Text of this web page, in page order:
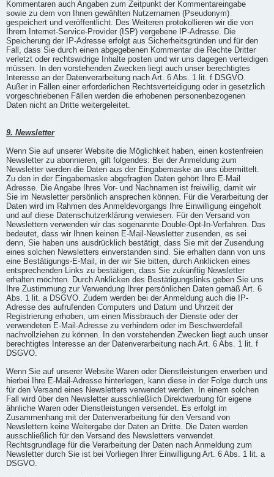
Kommentaren auch Angaben zum Zeitpunkt der Kommentareingabe
sowie zu dem von Ihnen gewählten Nutzernamen (Pseudonym)
gespeichert und veröffentlicht. Des Weiteren protokollieren wir die von
Ihrem Internet-Service-Provider (ISP) vergebene IP-Adresse. Die
Speicherung der IP-Adresse erfolgt aus Sicherheitsgründen und für den
Fall, dass Sie durch einen abgegebenen Kommentar die Rechte Dritter
verletzt oder rechtswidrige Inhalte posten und wir uns dagegen verteidigen
müssen. In den vorstehenden Zwecken liegt auch unser berechtigtes
Interesse an der Datenverarbeitung nach Art. 6 Abs. 1 lit. f DSGVO.
Außer in Fällen einer erforderlichen Rechtsverteidigung oder in gesetzlich
vorgeschriebenen Fällen werden die erhobenen personenbezogenen
Daten nicht an Dritte weitergeleitet.
9. Newsletter
Wenn Sie auf unserer Website die Möglichkeit haben, einen kostenfreien
Newsletter zu abonnieren, gilt folgendes: Bei der Anmeldung zum
Newsletter werden die Daten aus der Eingabemaske an uns übermittelt.
Zu den in der Eingabemaske abgefragten Daten gehört Ihre E-Mail
Adresse. Die Angabe Ihres Vor- und Nachnamen ist freiwillig, damit wir
Sie im Newsletter persönlich ansprechen können. Für die Verarbeitung der
Daten wird im Rahmen des Anmeldevorgangs Ihre Einwilligung eingeholt
und auf diese Datenschutzerklärung verwiesen. Für den Versand von
Newslettern verwenden wir das sogenannte Double-Opt-In-Verfahren. Das
bedeutet, dass wir Ihnen keinen E-Mail-Newsletter zusenden, es sei
denn, Sie haben uns ausdrücklich bestätigt, dass Sie mit der Zusendung
eines solchen Newsletters einverstanden sind. Sie erhalten dann von uns
eine Bestätigungs-E-Mail, in der wir Sie bitten, durch Anklicken eines
entsprechenden Links zu bestätigen, dass Sie zukünftig Newsletter
erhalten möchten. Durch Anklicken des Bestätigungslinks geben Sie uns
Ihre Zustimmung zur Verwendung Ihrer persönlichen Daten gemäß Art. 6
Abs. 1 lit. a DSGVO. Zudem werden bei der Anmeldung auch die IP-
Adresse des aufrufenden Computers und Datum und Uhrzeit der
Registrierung erhoben, um einen Missbrauch der Dienste oder der
verwendeten E-Mail-Adresse zu verhindern oder im Beschwerdefall
nachvollziehen zu können. In den vorstehenden Zwecken liegt auch unser
berechtigtes Interesse an der Datenverarbeitung nach Art. 6 Abs. 1 lit. f
DSGVO.
Wenn Sie auf unserer Website Waren oder Dienstleistungen erwerben und
hierbei Ihre E-Mail-Adresse hinterlegen, kann diese in der Folge durch uns
für den Versand eines Newsletters verwendet werden. In einem solchen
Fall wird über den Newsletter ausschließlich Direktwerbung für eigene
ähnliche Waren oder Dienstleistungen versendet. Es erfolgt im
Zusammenhang mit der Datenverarbeitung für den Versand von
Newslettern keine Weitergabe der Daten an Dritte. Die Daten werden
ausschließlich für den Versand des Newsletters verwendet.
Rechtsgrundlage für die Verarbeitung der Daten nach Anmeldung zum
Newsletter durch Sie ist bei Vorliegen Ihrer Einwilligung Art. 6 Abs. 1 lit. a
DSGVO.